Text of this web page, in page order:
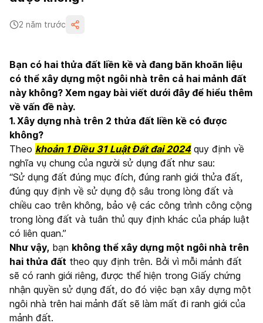
2 năm trước
Bạn có hai thửa đất liền kề và đang băn khoăn liệu
có thể xây dựng một ngôi nhà trên cả hai mảnh đất
này không? Xem ngay bài viết dưới đây để hiểu thêm
về vấn đề này.
1. Xây dựng nhà trên 2 thửa đất liền kề có được
không?
Theo khoản 1 Điều 31 Luật Đất đai 2024quy định về
nghĩa vụ chung của người sử dụng đất như sau:
“Sử dụng đất đúng mục đích, đúng ranh giới thửa đất,
đúng quy định về sử dụng độ sâu trong lòng đất và
chiều cao trên không, bảo vệ các công trình công cộng
trong lòng đất và tuân thủ quy định khác của pháp luật
có liên quan.”
Như vậy, bạn không thể xây dựng một ngôi nhà trên
hai thửa đất theo quy định trên. Bởi vì mỗi mảnh đất
sẽ có ranh giới riêng, được thể hiện trong Giấy chứng
nhận quyền sử dụng đất, do đó việc bạn xây dựng một
ngôi nhà trên hai mảnh đất sẽ làm mất đi ranh giới của
mảnh đất.